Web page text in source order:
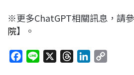
※更多ChatGPT相關訊息，請
院】。